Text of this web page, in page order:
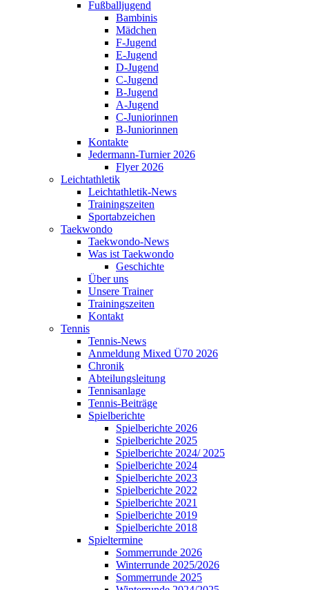
Fußballjugend
Bambinis
Mädchen
F-Jugend
E-Jugend
D-Jugend
C-Jugend
B-Jugend
A-Jugend
C-Juniorinnen
B-Juniorinnen
Kontakte
Jedermann-Turnier 2026
Flyer 2026
Leichtathletik
Leichtathletik-News
Trainingszeiten
Sportabzeichen
Taekwondo
Taekwondo-News
Was ist Taekwondo
Geschichte
Über uns
Unsere Trainer
Trainingszeiten
Kontakt
Tennis
Tennis-News
Anmeldung Mixed Ü70 2026
Chronik
Abteilungsleitung
Tennisanlage
Tennis-Beiträge
Spielberichte
Spielberichte 2026
Spielberichte 2025
Spielberichte 2024/ 2025
Spielberichte 2024
Spielberichte 2023
Spielberichte 2022
Spielberichte 2021
Spielberichte 2019
Spielberichte 2018
Spieltermine
Sommerrunde 2026
Winterrunde 2025/2026
Sommerrunde 2025